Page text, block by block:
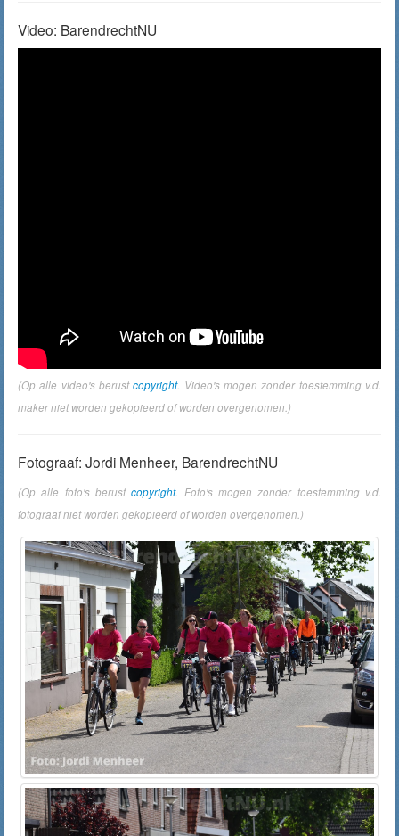
Video: BarendrechtNU
(Op alle video's berustcopyright. Video's mogen zonder toestemming v.d.
maker niet worden gekopieerd of worden overgenomen.)
Fotograaf: Jordi Menheer, BarendrechtNU
(Op alle foto's berustcopyright. Foto's mogen zonder toestemming v.d.
fotograaf niet worden gekopieerd of worden overgenomen.)